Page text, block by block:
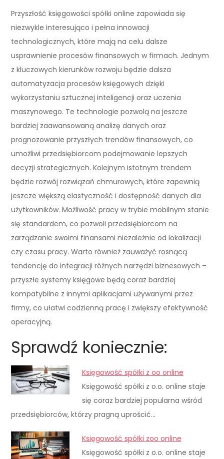
Przyszłość księgowości spółki online zapowiada się
niezwykle interesująco i pełna innowacji
technologicznych, które mają na celu dalsze
usprawnienie procesów finansowych w firmach. Jednym
z kluczowych kierunków rozwoju będzie dalsza
automatyzacja procesów księgowych dzięki
wykorzystaniu sztucznej inteligencji oraz uczenia
maszynowego. Te technologie pozwolą na jeszcze
bardziej zaawansowaną analizę danych oraz
prognozowanie przyszłych trendów finansowych, co
umożliwi przedsiębiorcom podejmowanie lepszych
decyzji strategicznych. Kolejnym istotnym trendem
będzie rozwój rozwiązań chmurowych, które zapewnią
jeszcze większą elastyczność i dostępność danych dla
użytkowników. Możliwość pracy w trybie mobilnym stanie
się standardem, co pozwoli przedsiębiorcom na
zarządzanie swoimi finansami niezależnie od lokalizacji
czy czasu pracy. Warto również zauważyć rosnącą
tendencję do integracji różnych narzędzi biznesowych –
przyszłe systemy księgowe będą coraz bardziej
kompatybilne z innymi aplikacjami używanymi przez
firmy, co ułatwi codzienną pracę i zwiększy efektywność
operacyjną.
Sprawdź koniecznie:
Księgowość spółki z oo online
Księgowość spółki z o.o. online staje
się coraz bardziej popularna wśród
przedsiębiorców, którzy pragną uprościć…
Księgowość spółki zoo online
Księgowość spółki z o.o. online staje